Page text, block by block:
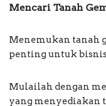
Mencari Tanah
Menemukan tanah
penting untuk
Mulailah dengan
yang menyediakan